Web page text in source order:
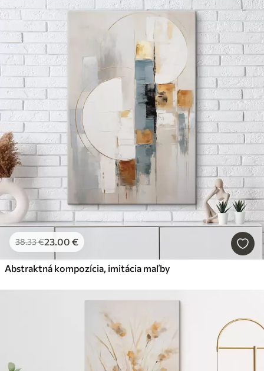
38.33€23.00 €
Abstraktná kompozícia, imitácia maľby